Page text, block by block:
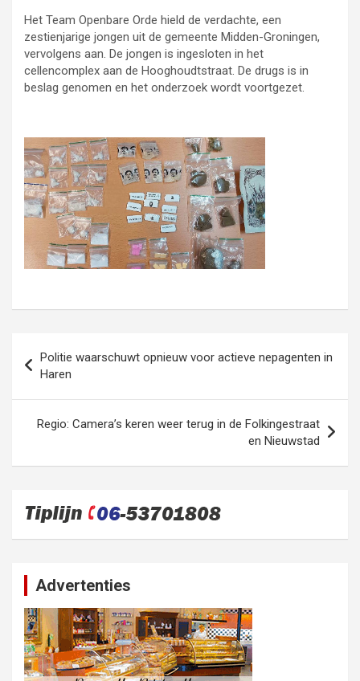
Het Team Openbare Orde hield de verdachte, een
zestienjarige jongen uit de gemeente Midden-Groningen,
vervolgens aan. De jongen is ingesloten in het
cellencomplex aan de Hooghoudtstraat. De drugs is in
beslag genomen en het onderzoek wordt voortgezet.
navigatie
Politie waarschuwt opnieuw voor actieve nepagenten in
Haren
Regio: Camera’s keren weer terug in de Folkingestraat
en Nieuwstad
Advertenties